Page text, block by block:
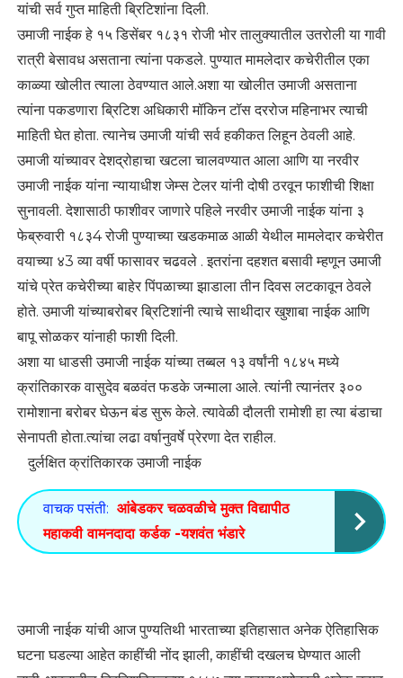
यांची सर्व गुप्त माहिती ब्रिटिशांना दिली.
उमाजी नाईक हे १५ डिसेंबर १८३१ रोजी भोर तालुक्यातील उतरोली या गावी
रात्री बेसावध असताना त्यांना पकडले. पुण्यात मामलेदार कचेरीतील एका
काळ्या खोलीत त्याला ठेवण्यात आले.अशा या खोलीत उमाजी असताना
त्यांना पकडणारा ब्रिटिश अधिकारी मॉकिन टॉस दररोज महिनाभर त्याची
माहिती घेत होता. त्यानेच उमाजी यांची सर्व हकीकत लिहून ठेवली आहे.
उमाजी यांच्यावर देशद्रोहाचा खटला चालवण्यात आला आणि या नरवीर
उमाजी नाईक यांना न्यायाधीश जेम्स टेलर यांनी दोषी ठरवून फाशीची शिक्षा
सुनावली. देशासाठी फाशीवर जाणारे पहिले नरवीर उमाजी नाईक यांना ३
फेब्रुवारी १८३4 रोजी पुण्याच्या खडकमाळ आळी येथील मामलेदार कचेरीत
वयाच्या ४3 व्या वर्षी फासावर चढवले . इतरांना दहशत बसावी म्हणून उमाजी
यांचे प्रेत कचेरीच्या बाहेर पिंपळाच्या झाडाला तीन दिवस लटकावून ठेवले
होते. उमाजी यांच्याबरोबर ब्रिटिशांनी त्याचे साथीदार खुशाबा नाईक आणि
बापू सोळकर यांनाही फाशी दिली.
अशा या धाडसी उमाजी नाईक यांच्या तब्बल १३ वर्षांनी १८४५ मध्ये
क्रांतिकारक वासुदेव बळवंत फडके जन्माला आले. त्यांनी त्यानंतर ३००
रामोशाना बरोबर घेऊन बंड सुरू केले. त्यावेळी दौलती रामोशी हा त्या बंडाचा
सेनापती होता.त्यांचा लढा वर्षानुवर्षे प्रेरणा देत राहील.
दुर्लक्षित क्रांतिकारक उमाजी नाईक
वाचक पसंती: आंबेडकर चळवळीचे मुक्त विद्यापीठ
महाकवी वामनदादा कर्डक -यशवंत भंडारे
उमाजी नाईक यांची आज पुण्यतिथी भारताच्या इतिहासात अनेक ऐतिहासिक
घटना घडल्या आहेत काहींची नोंद झाली, काहींची दखलच घेण्‍यात आली